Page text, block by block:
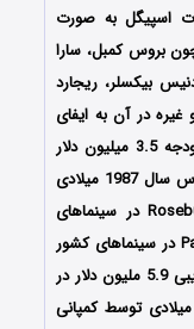
اسپیگل به صورت
بروس کمبل، سارا
بیکسلر، ریجارد
در آن به ایفای
که با بودجه 3.5 میلیون دلار
ساخته شده است، اولین بار در تاریخ 13 مارس سال 1987 میلادی
توسط کمپانی‌‌‌ Rosebud Releasing Corporation در سینماهای
کشور آمریکا و توسط کمپانی Palace Pictures در سینماهای کشور
انگلستان اکران شد و توانست به فروش تقریبی 5.9 ملیون دلار در
گیشه دست پیدا کند، سپس در سال 1987 میلادی توسط کمپانی